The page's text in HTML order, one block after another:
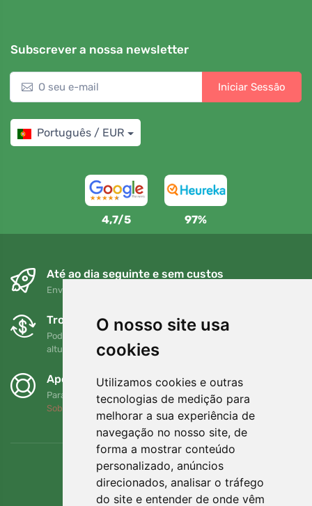
O nosso site usa
cookies
Utilizamos cookies e outras
tecnologias de medição para
melhorar a sua experiência de
navegação no nosso site, de
forma a mostrar conteúdo
personalizado, anúncios
direcionados, analisar o tráfego
do site e entender de onde vêm
Subscrever a nossa newsletter
Iniciar Sessão
Português / EUR
4,7/5 97%
Até ao dia seguinte e sem custos
Envio gratuito para encomendas superiores a 80 EUR
Trocas e devoluções gratuitas
Pode devolver ou trocar a sua encomenda em qualquer
altura no prazo de 90 dias
Apoiamos a Trees.org
Para cada encomenda plantamos uma árvore! Leia mais
Sobre nós